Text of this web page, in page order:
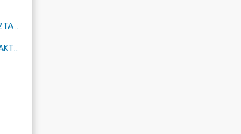
DOFINANSOWANIE KOSZTÓW KSZTAŁCENIA MŁODOCIANYCH PRACOWNIKÓW
DOFINANSOWANIE KOSZTÓW PRAKTYK ABSOLWENCKICH